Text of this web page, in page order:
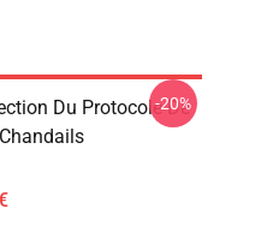
Du Protocole De
-20%